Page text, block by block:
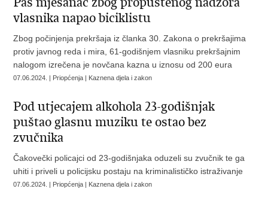
vlasnika napao biciklistu
Zbog počinjenja prekršaja iz članka 30. Zakona o prekršajima
protiv javnog reda i mira, 61-godišnjem vlasniku prekršajnim
nalogom izrečena je novčana kazna u iznosu od 200 eura
07.06.2024. | Priopćenja | Kaznena djela i zakon
Pod utjecajem alkohola 23-godišnjak
puštao glasnu muziku te ostao bez
zvučnika
Čakovečki policajci od 23-godišnjaka oduzeli su zvučnik te ga
uhiti i priveli u policijsku postaju na kriminalističko istraživanje
07.06.2024. | Priopćenja | Kaznena djela i zakon